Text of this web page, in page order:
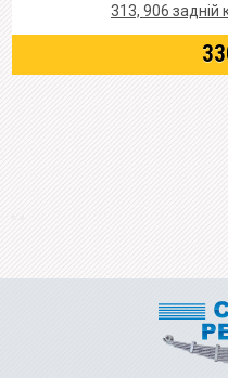
313, 906 задній